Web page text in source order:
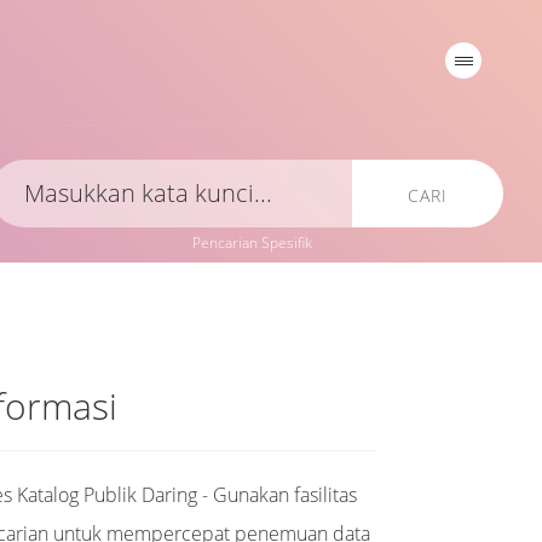
CARI
Pencarian Spesifik
Katalog Publik Daring - Gunakan fasilitas
untuk mempercepat penemuan data